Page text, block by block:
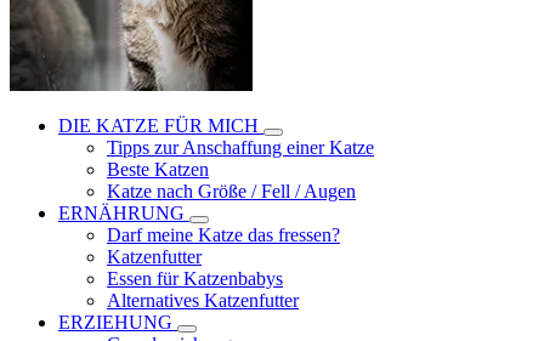
DIE KATZE FÜR MICH
Tipps zur Anschaffung einer Katze
Beste Katzen
Katze nach Größe / Fell / Augen
ERNÄHRUNG
Darf meine Katze das fressen?
Katzenfutter
Essen für Katzenbabys
Alternatives Katzenfutter
ERZIEHUNG